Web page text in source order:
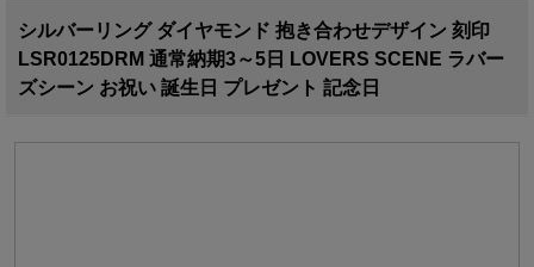
シルバーリング ダイヤモンド 抱き合わせデザイン 刻印
LSR0125DRM 通常納期3～5日 LOVERS SCENE ラバー
ズシーン お祝い 誕生日 プレゼント 記念日